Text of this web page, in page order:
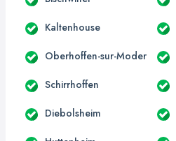
Kaltenhouse
Oberhoffen-sur-Moder
Schirrhoffen
Diebolsheim